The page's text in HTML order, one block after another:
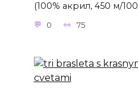
(100% акрил, 450 м/100
0 75